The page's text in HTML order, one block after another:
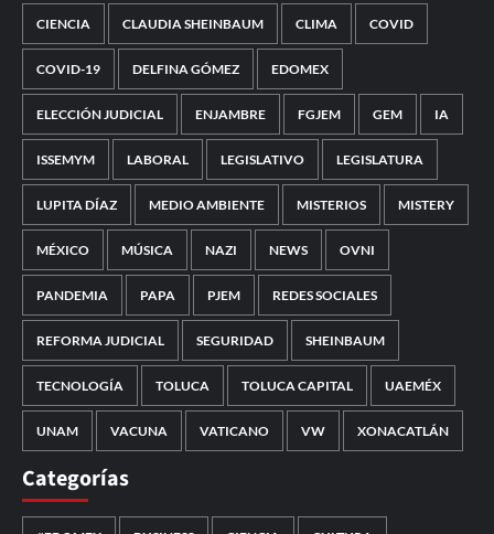
CIENCIA CLAUDIA SHEINBAUM CLIMA COVID
COVID-19 DELFINA GÓMEZ EDOMEX
ELECCIÓN JUDICIAL ENJAMBRE FGJEM GEM IA
ISSEMYM LABORAL LEGISLATIVO LEGISLATURA
LUPITA DÍAZ MEDIO AMBIENTE MISTERIOS MISTERY
MÉXICO MÚSICA NAZI NEWS OVNI
PANDEMIA PAPA PJEM REDES SOCIALES
REFORMA JUDICIAL SEGURIDAD SHEINBAUM
TECNOLOGÍA TOLUCA TOLUCA CAPITAL UAEMÉX
UNAM VACUNA VATICANO VW XONACATLÁN
Categorías